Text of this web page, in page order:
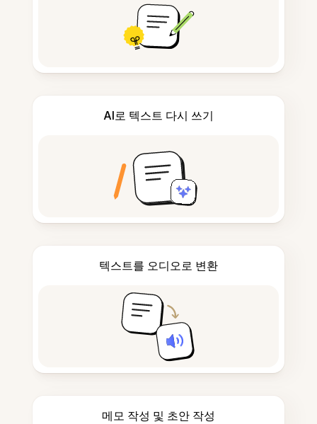
AI로 텍스트 다시 쓰기
텍스트를 오디오로 변환
메모 작성 및 초안 작성